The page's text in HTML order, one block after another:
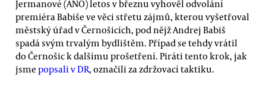
Jermanové (ANO) letos v březnu vyhověl odvolání
premiéra Babiše ve věci střetu zájmů, kterou vyšetřoval
městský úřad v Černošicích, pod nějž Andrej Babiš
spadá svým trvalým bydlištěm. Případ se tehdy vrátil
do Černošic k dalšímu prošetření. Piráti tento krok, jak
jsme popsali v DR, označili za zdržovací taktiku.